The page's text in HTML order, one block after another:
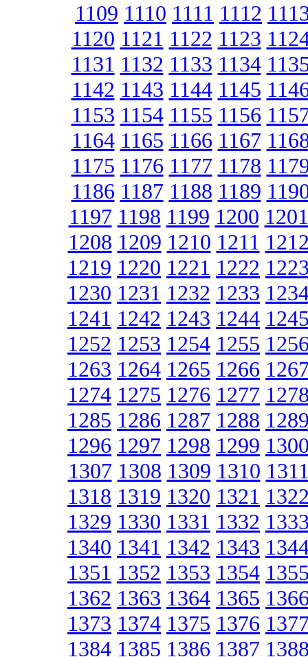
1109 1110 1111 1112
1120 1121 1122 1123
1131 1132 1133 1134
1142 1143 1144 1145
1153 1154 1155 1156
1164 1165 1166 1167
1175 1176 1177 1178
1186 1187 1188 1189
1197 1198 1199 1200 1201
1208 1209 1210 1211
1219 1220 1221 1222
1230 1231 1232 1233
1241 1242 1243 1244
1252 1253 1254 1255
1263 1264 1265 1266
1274 1275 1276 1277
1285 1286 1287 1288
1296 1297 1298 1299
1307 1308 1309 1310
1318 1319 1320 1321
1329 1330 1331 1332
1340 1341 1342 1343
1351 1352 1353 1354
1362 1363 1364 1365
1373 1374 1375 1376
1384 1385 1386 1387